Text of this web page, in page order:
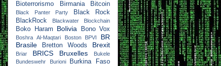
Bioterrorismo
Birmania Bitcoin
Black Panter Party
Black Rock
BlackRock
Blackwater Blockchain
Boko Haram Bolivia Bono Vox
Boshra Al-Maqtari Boston BPVI
BR
Brasile
Bretton Woods Brexit
Briar BRICS Bruxelles
Bukele
Bundeswehr
Burioni
Burkina Faso